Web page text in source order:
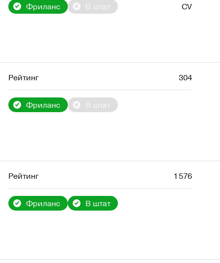
Фриланс В штат CV
Рейтинг 304
Фриланс В штат
Рейтинг 1 576
Фриланс В штат